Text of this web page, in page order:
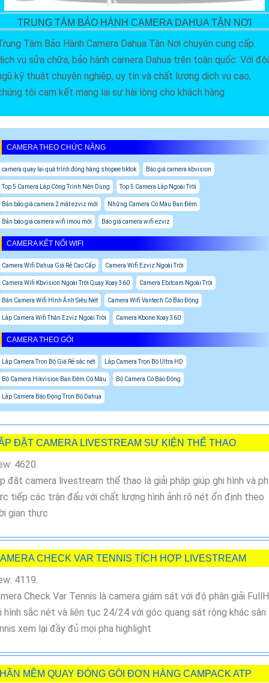
TRUNG TÂM BẢO HÀNH CAMERA DAHUA TẬN NƠI
Tâm Bảo Hành Camera Dahua Tận Nơi chuyên cung cấp
vụ sửa chữa, bảo hành camera Dahua trên toàn quốc. Với đội
kỹ thuật chuyên nghiệp, uy tín và chất lượng dịch vụ cao,
tôi cam kết mang lại sự hài lòng cho khách hàng
CAMERA THEO CHỨC NĂNG
camera quay lại quá trình đóng hàng shopee tiktok Báo giá camera kbvision
Top 5 Camera Lắp Công Trình Nên Dùng Top 5 Camera Lắp Ngoài Trời
Bản báo giá camera 2 mắt ezviz mới Những Camera Có Màu Ban Đêm
Bản báo giá camera wifi imou mới Báo giá camera wifi ezviz
CAMERA KẾT NỐI WIFI
Camera Wifi Dahua Giá Rẻ Cao Cấp Camera Wifi Ezviz Ngoài Trời
Camera Wifi Kbvision Ngoài Trời Quay Xoay 360 Camera Ebitcam Ngoài Trời
Bán Camera Wifi Hình Ảnh Siêu Nét Camera Wifi Vantech Có Báo Động
Lắp Camera Wifi Thân Ezviz Ngoài Trời Camera Kbone Xoay 360
CAMERA THEO GÓI
Lắp Camera Trọn Bộ Giá Rẻ sắc nét Lắp Camera Trọn Bộ Ultra HD
Bộ Camera Hikvision Ban Đêm Có Màu Bộ Camera Có Báo Đông
Lắp Camera Báo Động Trọn Bộ Dahua
ĐẶT CAMERA LIVESTREAM SỰ KIỆN THỂ THAO
4620.
đặt camera livestream thể thao là giải pháp giúp ghi hình và
tiếp các trận đấu với chất lượng hình ảnh rõ nét ổn định theo
gian thực
CHECK VAR TENNIS TÍCH HỢP LIVESTREAM
4119.
Check Var Tennis là camera giám sát với độ phân giải
hình sắc nét và liên tục 24/24 với góc quang sát rộng khác sân
xem lại đầy đủ mọi pha highlight
MỀM QUAY ĐÓNG GÓI ĐƠN HÀNG CAMPACK ATP